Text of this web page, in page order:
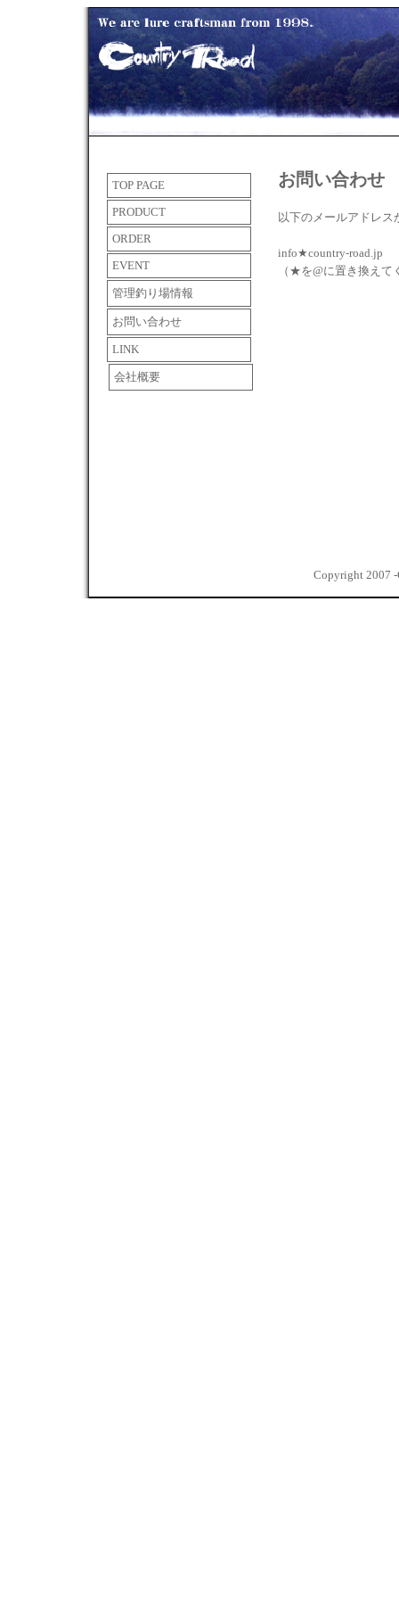
TOP PAGE
PRODUCT
ORDER
EVENT
管理釣り場情報
お問い合わせ
LINK
会社概要
お問い合わせ
以下のメールアドレ
info★country-road.jp
（★を@に置き換えて
Copyright 2007